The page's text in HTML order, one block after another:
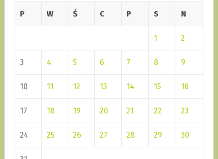
P W Ś C P S N
1 2
3 4 5 6 7 8 9
10 11 12 13 14 15 16
17 18 19 20 21 22 23
24 25 26 27 28 29 30